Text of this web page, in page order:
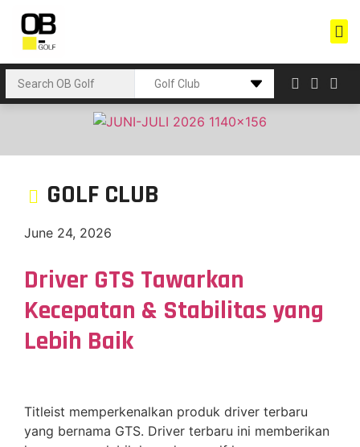
GOLF CLUB
June 24, 2026
Driver GTS Tawarkan
Kecepatan & Stabilitas yang
Lebih Baik
Titleist memperkenalkan produk driver terbaru
yang bernama GTS. Driver terbaru ini memberikan